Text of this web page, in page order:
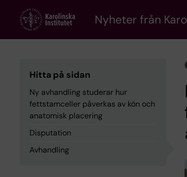
content
Nyheter från
Hitta på sidan
Ny avhandling studerar hur
fettstamceller påverkas av kön och
anatomisk placering
Disputation
Avhandling